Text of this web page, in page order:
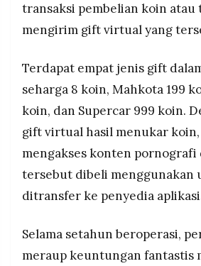
transaksi pembelian koin
mengirim gift virtual yang
Terdapat empat jenis gift
seharga 8 koin, Mahkota 199
koin, dan Supercar 999 koin.
gift virtual hasil menukar koin,
mengakses konten pornografi
tersebut dibeli menggunakan
ditransfer ke penyedia
Selama setahun beroperasi,
meraup keuntungan fantastis